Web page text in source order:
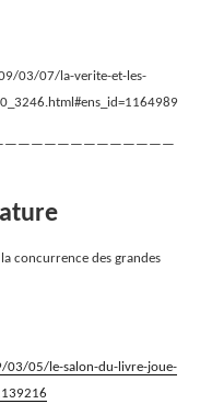
03/07/la-verite-et-les-
concurrence des grandes
05/le-salon-du-livre-joue-